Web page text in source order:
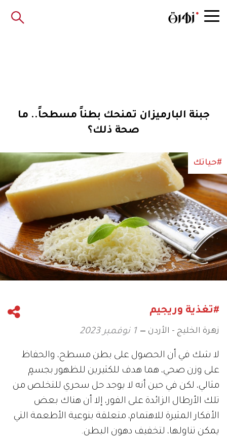
جبنة البارميزان تمنحك بطناً مسطحاً.. ما
صحة ذلك؟
#حياتك
#تغذية وريجيم
زهرة الخليج - الأردن 1 نوفمبر 2023
لا شك في أن الحصول على بطن مسطح، والحفاظ
على وزن صحي، هما هدف للكثيرين للظهور بجسمٍ
مثالي، لكن في حين أنه لا يوجد حل سحري للتخلص من
تلك الأرطال الزائدة على الفور، إلا أن هناك بعض
الأفكار المثيرة للاهتمام، متعلقة بنوعية الأطعمة التي
يمكن تناولها، لتخفيف دهون البطن.